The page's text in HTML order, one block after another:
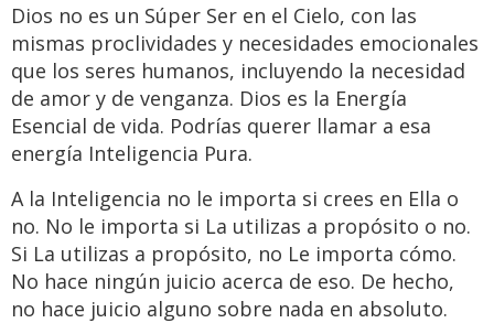
Dios no es un Súper Ser en el Cielo, con las
mismas proclividades y necesidades emocionales
que los seres humanos, incluyendo la necesidad
de amor y de venganza. Dios es la Energía
Esencial de vida. Podrías querer llamar a esa
energía Inteligencia Pura.
A la Inteligencia no le importa si crees en Ella o
no. No le importa si La utilizas a propósito o no.
Si La utilizas a propósito, no Le importa cómo.
No hace ningún juicio acerca de eso. De hecho,
no hace juicio alguno sobre nada en absoluto.